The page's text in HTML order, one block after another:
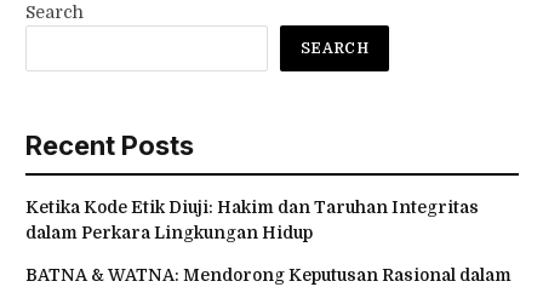
Search
SEARCH
Recent Posts
Ketika Kode Etik Diuji: Hakim dan Taruhan Integritas
dalam Perkara Lingkungan Hidup
BATNA & WATNA: Mendorong Keputusan Rasional dalam